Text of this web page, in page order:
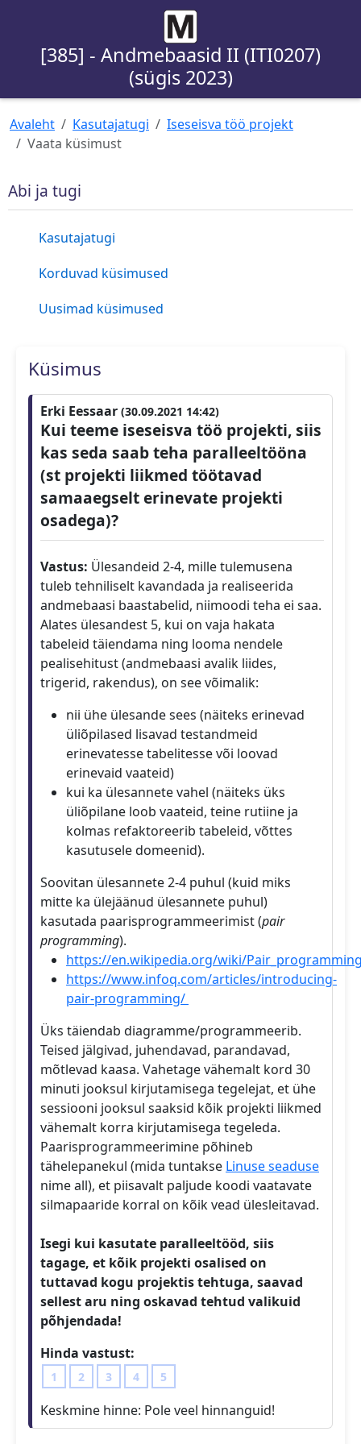
[385] - Andmebaasid II (ITI0207)
(sügis 2023)
Avaleht Kasutajatugi
Iseseisva töö projekt
Vaata küsimust
Abi ja tugi
Kasutajatugi
Korduvad küsimused
Uusimad küsimused
Küsimus
Erki Eessaar (30.09.2021 14:42)
Kui teeme iseseisva töö projekti, siis
kas seda saab teha paralleeltööna
(st projekti liikmed töötavad
samaaegselt erinevate projekti
osadega)?
Vastus: Ülesandeid 2-4, mille tulemusena
tuleb tehniliselt kavandada ja realiseerida
andmebaasi baastabelid, niimoodi teha ei saa.
Alates ülesandest 5, kui on vaja hakata
tabeleid täiendama ning looma nendele
pealisehitust (andmebaasi avalik liides,
trigerid, rakendus), on see võimalik:
nii ühe ülesande sees (näiteks erinevad
üliõpilased lisavad testandmeid
erinevatesse tabelitesse või loovad
erinevaid vaateid)
kui ka ülesannete vahel (näiteks üks
üliõpilane loob vaateid, teine rutiine ja
kolmas refaktoreerib tabeleid, võttes
kasutusele domeenid).
Soovitan ülesannete 2-4 puhul (kuid miks
mitte ka ülejäänud ülesannete puhul)
kasutada paarisprogrammeerimist (pair
programming).
https://en.wikipedia.org/wiki/
https://www.infoq.com/articles/introducing-
pair-programming/
Üks täiendab diagramme/programmeerib.
Teised jälgivad, juhendavad, parandavad,
mõtlevad kaasa. Vahetage vähemalt kord 30
minuti jooksul kirjutamisega tegelejat, et ühe
sessiooni jooksul saaksid kõik projekti liikmed
vähemalt korra kirjutamisega tegeleda.
Paarisprogrammeerimine põhineb
tähelepanekul (mida tuntakse Linuse seaduse
nime all), et piisavalt paljude koodi vaatavate
silmapaaride korral on kõik vead ülesleitavad.
Isegi kui kasutate paralleeltööd, siis
tagage, et kõik projekti osalised on
tuttavad kogu projektis tehtuga, saavad
sellest aru ning oskavad tehtud valikuid
põhjendada!
Hinda vastust:
1 2 3 4 5
Keskmine hinne: Pole veel hinnanguid!